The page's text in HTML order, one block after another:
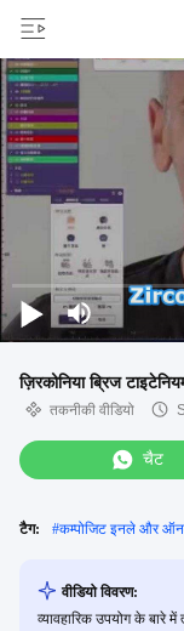
ज़िरकोनिया ब्रिज
तकनीकी वीडियो
चैट
टैग: #कम्पोजिट इनले और
वीडियो विवरण:
व्यावहारिक उपयोग के बारे में